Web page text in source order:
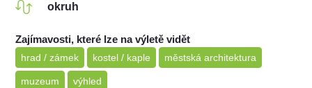
okruh
Zajímavosti, které lze na výletě vidět
hrad / zámek kostel / kaple městská architektura
muzeum výhled